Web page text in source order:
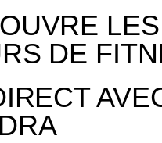
LES
DE